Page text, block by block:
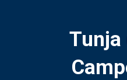
Tunja